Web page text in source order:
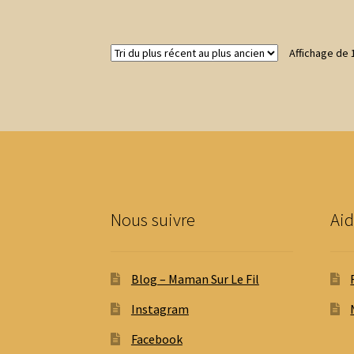
Affichage de
Nous suivre
Blog – Maman Sur Le Fil
Instagram
Facebook